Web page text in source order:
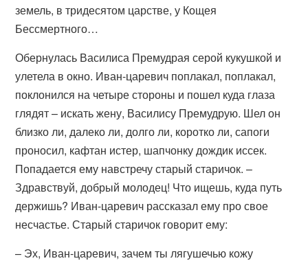
земель, в тридесятом царстве, у Кощея
Бессмертного…
Обернулась Василиса Премудрая серой кукушкой и
улетела в окно. Иван-царевич поплакал, поплакал,
поклонился на четыре стороны и пошел куда глаза
глядят – искать жену, Василису Премудрую. Шел он
близко ли, далеко ли, долго ли, коротко ли, сапоги
проносил, кафтан истер, шапчонку дождик иссек.
Попадается ему навстречу старый старичок. –
Здравствуй, добрый молодец! Что ищешь, куда путь
держишь? Иван-царевич рассказал ему про свое
несчастье. Старый старичок говорит ему:
– Эх, Иван-царевич, зачем ты лягушечью кожу